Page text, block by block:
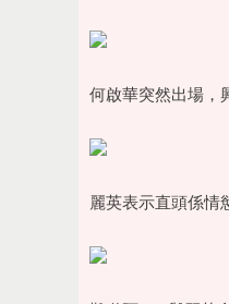
何啟華突然出場，
麗英表示直頭係情